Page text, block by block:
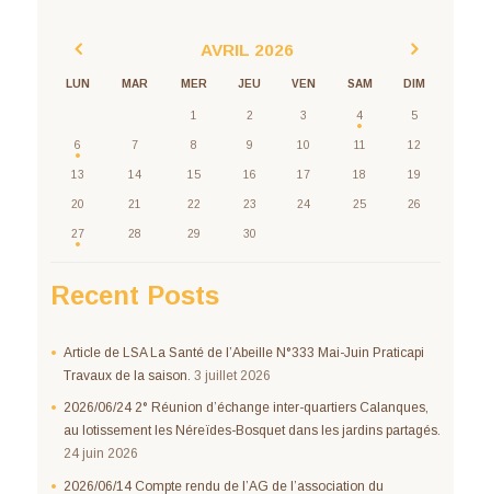
AVRIL 2026
LUN MAR MER JEU VEN SAM DIM
1 2 3 4 5
6 7 8 9 10 11 12
13 14 15 16 17 18 19
20 21 22 23 24 25 26
27 28 29 30
Recent Posts
Article de LSA La Santé de l’Abeille N°333 Mai-Juin Praticapi
Travaux de la saison. 3 juillet 2026
2026/06/24 2° Réunion d’échange inter-quartiers Calanques,
au lotissement les Néreïdes-Bosquet dans les jardins partagés.
24 juin 2026
2026/06/14 Compte rendu de l’AG de l’association du